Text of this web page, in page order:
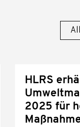
HLRS
2025 für